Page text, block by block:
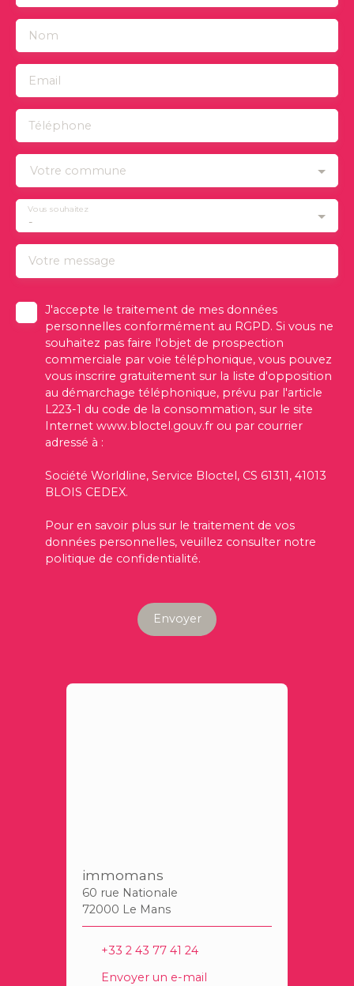
Nom
Email
Téléphone
Votre commune
-
Vous souhaitez
Votre message
J'accepte le traitement de mes données
personnelles conformément au RGPD. Si vous ne
souhaitez pas faire l'objet de prospection
commerciale par voie téléphonique, vous pouvez
vous inscrire gratuitement sur la liste d'opposition
au démarchage téléphonique, prévu par l'article
L223-1 du code de la consommation, sur le site
Internet www.bloctel.gouv.fr ou par courrier
adressé à :
Société Worldline, Service Bloctel, CS 61311, 41013
BLOIS CEDEX.
Pour en savoir plus sur le traitement de vos
données personnelles, veuillez consulter notre
politique de confidentialité.
Envoyer
immomans
60 rue Nationale
72000 Le Mans
+33 2 43 77 41 24
Envoyer un e-mail